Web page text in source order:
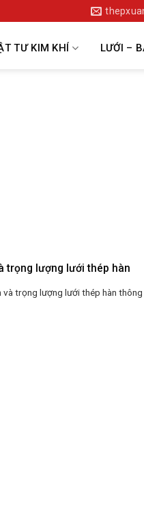
TƯ KIM KHÍ LƯỚI –
trọng lượng lưới thép hàn
và trọng lượng lưới thép hàn thông